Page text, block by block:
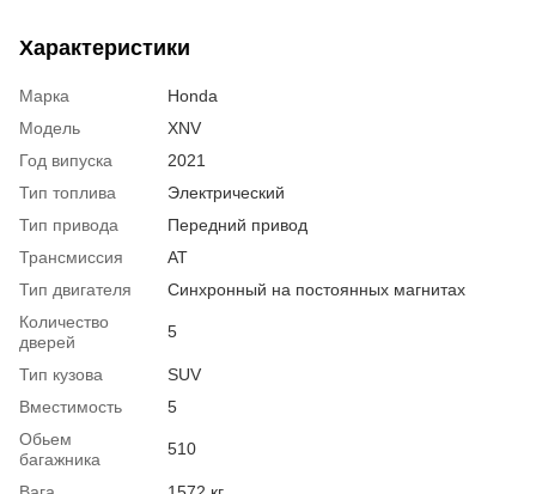
Характеристики
Марка
Honda
Модель
XNV
Год випуска
2021
Тип топлива
Электрический
Тип привода
Передний привод
Трансмиссия
AT
Тип двигателя
Синхронный на постоянных магнитах
Количество
дверей
5
Тип кузова
SUV
Вместимость
5
Обьем
багажника
510